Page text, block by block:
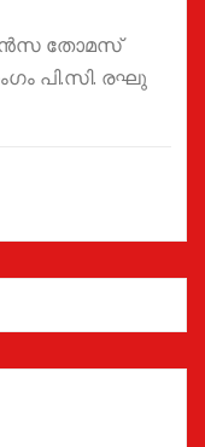
തോമസ്
പി.സി. രഘു